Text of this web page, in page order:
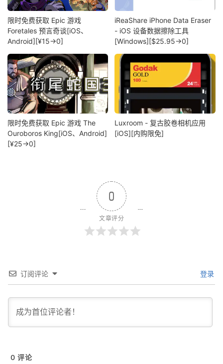
限时免费获取 Epic 游戏
Foretales 预言奇谈[iOS、
Android][¥15→0]
iReaShare iPhone Data Eraser
- iOS 设备数据擦除工具
[Windows][$25.95→0]
限时免费获取 Epic 游戏 The
Ouroboros King[iOS、Android]
[¥25→0]
Luxroom - 复古胶卷相机应用
[iOS][内购限免]
0
文章评分
订阅评论 登录
0 评论